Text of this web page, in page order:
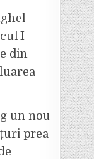
I
din
un nou
prea